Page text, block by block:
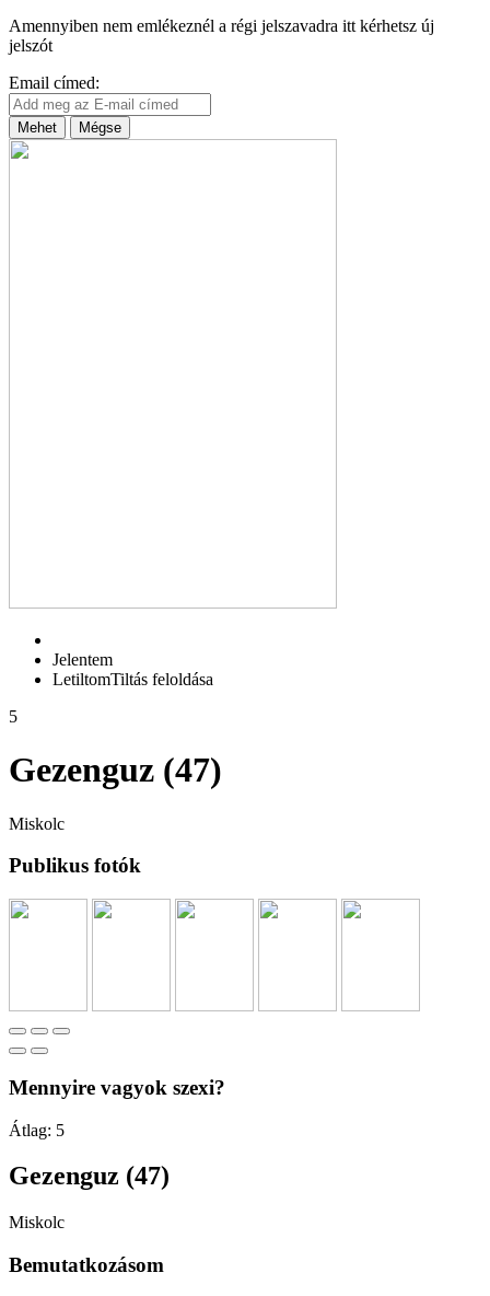
Amennyiben nem emlékeznél a régi jelszavadra itt kérhetsz új
jelszót
Email címed:
Mehet Mégse
Jelentem
LetiltomTiltás feloldása
5
Gezenguz (47)
Miskolc
Publikus fotók
Mennyire vagyok szexi?
Átlag: 5
Gezenguz (47)
Miskolc
Bemutatkozásom